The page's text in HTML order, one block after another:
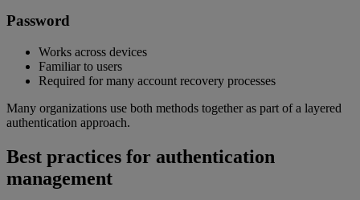
Password
Works across devices
Familiar to users
Required for many account recovery processes
Many organizations use both methods together as part of a layered
authentication approach.
Best practices for authentication
management